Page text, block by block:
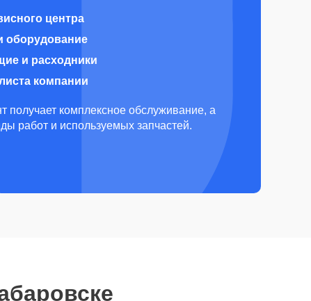
центра
оборудование
и расходники
компании
комплексное обслуживание, а
работ и используемых запчастей.